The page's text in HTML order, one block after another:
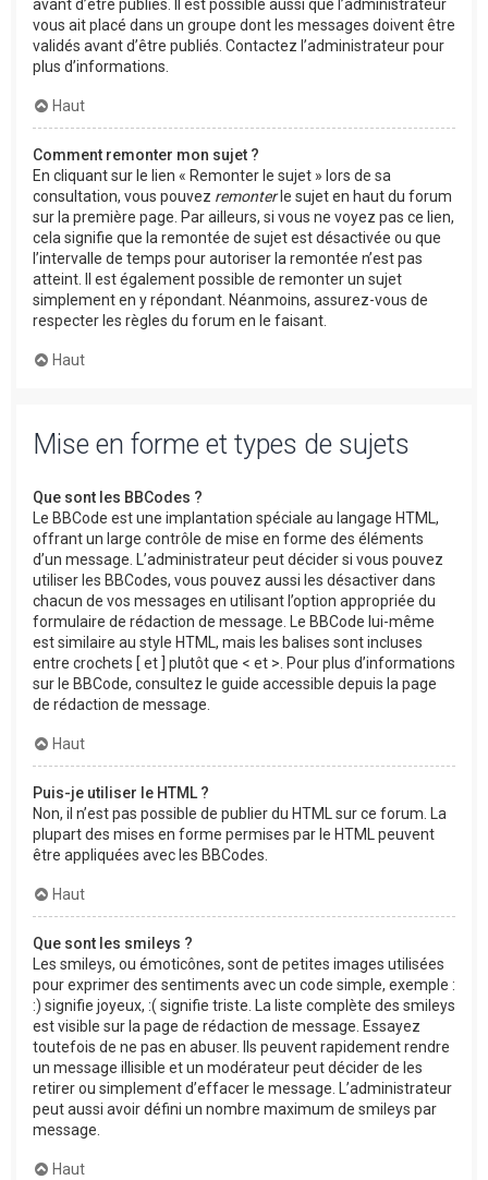
avant d’être publiés. Il est possible aussi que l’administrateur
vous ait placé dans un groupe dont les messages doivent être
validés avant d’être publiés. Contactez l’administrateur pour
plus d’informations.
Haut
Comment remonter mon sujet ?
En cliquant sur le lien « Remonter le sujet » lors de sa
consultation, vous pouvez remonterle sujet en haut du forum
sur la première page. Par ailleurs, si vous ne voyez pas ce lien,
cela signifie que la remontée de sujet est désactivée ou que
l’intervalle de temps pour autoriser la remontée n’est pas
atteint. Il est également possible de remonter un sujet
simplement en y répondant. Néanmoins, assurez-vous de
respecter les règles du forum en le faisant.
Haut
Mise en forme et types de sujets
Que sont les BBCodes ?
Le BBCode est une implantation spéciale au langage HTML,
offrant un large contrôle de mise en forme des éléments
d’un message. L’administrateur peut décider si vous pouvez
utiliser les BBCodes, vous pouvez aussi les désactiver dans
chacun de vos messages en utilisant l’option appropriée du
formulaire de rédaction de message. Le BBCode lui-même
est similaire au style HTML, mais les balises sont incluses
entre crochets [ et ] plutôt que < et >. Pour plus d’informations
sur le BBCode, consultez le guide accessible depuis la page
de rédaction de message.
Haut
Puis-je utiliser le HTML ?
Non, il n’est pas possible de publier du HTML sur ce forum. La
plupart des mises en forme permises par le HTML peuvent
être appliquées avec les BBCodes.
Haut
Que sont les smileys ?
Les smileys, ou émoticônes, sont de petites images utilisées
pour exprimer des sentiments avec un code simple, exemple :
:) signifie joyeux, :( signifie triste. La liste complète des smileys
est visible sur la page de rédaction de message. Essayez
toutefois de ne pas en abuser. Ils peuvent rapidement rendre
un message illisible et un modérateur peut décider de les
retirer ou simplement d’effacer le message. L’administrateur
peut aussi avoir défini un nombre maximum de smileys par
message.
Haut